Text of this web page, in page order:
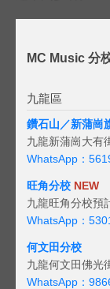
MC Music 分
九龍區
鑽石山／新蒲崗
九龍新蒲崗大有
WhatsApp：
旺角分校 NEW
九龍旺角分校預
WhatsApp：
何文田分校
九龍何文田佛光
WhatsApp：